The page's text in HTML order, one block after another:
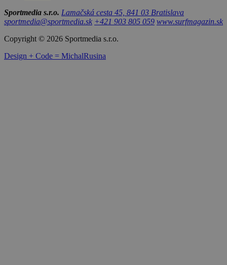
Sportmedia s.r.o. Lamačská cesta 45, 841 03 Bratislava
sportmedia@sportmedia.sk +421 903 805 059 www.surfmagazin.sk
Copyright © 2026 Sportmedia s.r.o.
Design + Code = MichalRusina